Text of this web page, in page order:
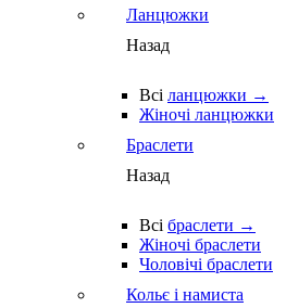
Ланцюжки
Назад
Всі ланцюжки →
Жіночі ланцюжки
Браслети
Назад
Всі браслети →
Жіночі браслети
Чоловічі браслети
Кольє і намиста